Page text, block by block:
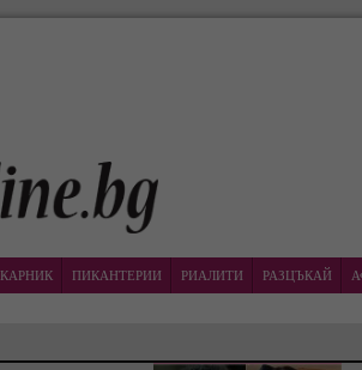
ПИКАНТЕРИИ РИАЛИТИ РАЗЦЪКАЙ